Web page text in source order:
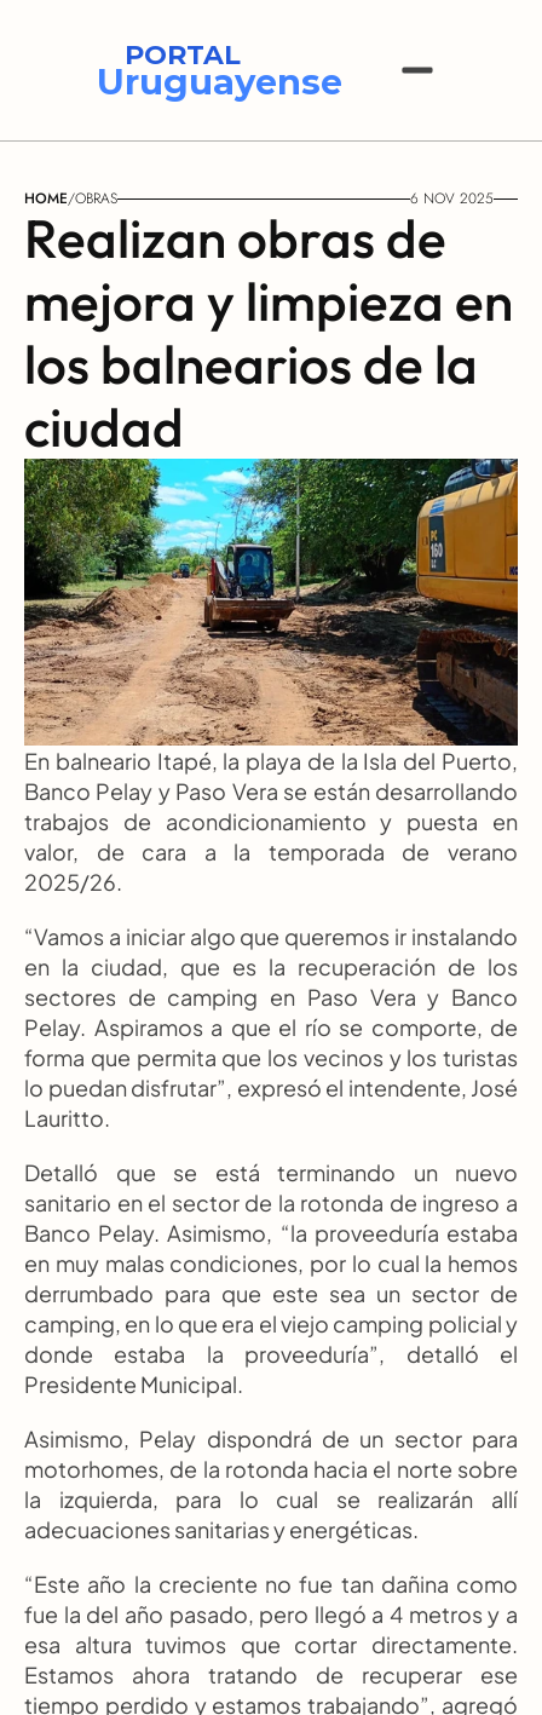
PORTAL
Uruguayense
HOME/OBRAS 6 NOV 2025
Realizan obras de
mejora y limpieza en
los balnearios de la
ciudad
En balneario Itapé, la playa de la Isla del Puerto,
Banco Pelay y Paso Vera se están desarrollando
trabajos de acondicionamiento y puesta en
valor, de cara a la temporada de verano
2025/26.
“Vamos a iniciar algo que queremos ir instalando
en la ciudad, que es la recuperación de los
sectores de camping en Paso Vera y Banco
Pelay. Aspiramos a que el río se comporte, de
forma que permita que los vecinos y los turistas
lo puedan disfrutar”, expresó el intendente, José
Lauritto.
Detalló que se está terminando un nuevo
sanitario en el sector de la rotonda de ingreso a
Banco Pelay. Asimismo, “la proveeduría estaba
en muy malas condiciones, por lo cual la hemos
derrumbado para que este sea un sector de
camping, en lo que era el viejo camping policial y
donde estaba la proveeduría”, detalló el
Presidente Municipal.
Asimismo, Pelay dispondrá de un sector para
motorhomes, de la rotonda hacia el norte sobre
la izquierda, para lo cual se realizarán allí
adecuaciones sanitarias y energéticas.
“Este año la creciente no fue tan dañina como
fue la del año pasado, pero llegó a 4 metros y a
esa altura tuvimos que cortar directamente.
Estamos ahora tratando de recuperar ese
tiempo perdido y estamos trabajando”, agregó